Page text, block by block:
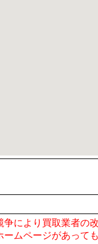
争により買取業者の
ームページがあって